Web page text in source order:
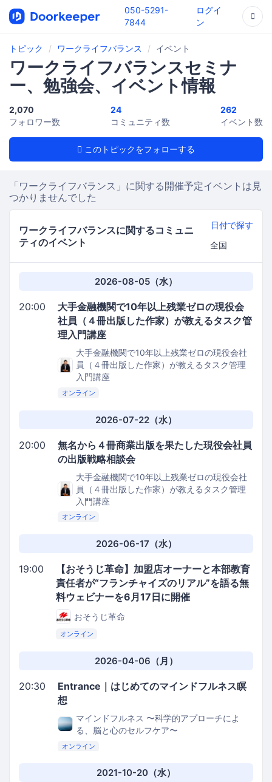
050-5291-
7844
ログイ
ン
トピック ワークライフバランス イベント
ワークライフバランスセミナ
ー、勉強会、イベント情報
このトピックをフォローする
2,070
フォロワー数
24
コミュニティ数
262
イベント数
「ワークライフバランス」に関する開催予定イベントは見
つかりませんでした
ワークライフバランスに関するコミュニ
ティのイベント
日付で探す
2026-08-05（水）
20:00
大手金融機関で10年以上残業ゼロの現役会
社員（４冊出版した作家）が教えるタスク管
理入門講座
大手金融機関で10年以上残業ゼロの現役会社
員（４冊出版した作家）が教えるタスク管理
入門講座
オンライン
2026-07-22（水）
20:00
無名から４冊商業出版を果たした現役会社員
の出版戦略相談会
大手金融機関で10年以上残業ゼロの現役会社
員（４冊出版した作家）が教えるタスク管理
入門講座
オンライン
2026-06-17（水）
19:00
【おそうじ革命】加盟店オーナーと本部教育
責任者が“フランチャイズのリアル”を語る無
料ウェビナーを6月17日に開催
おそうじ革命
オンライン
2026-04-06（月）
20:30
Entrance｜はじめてのマインドフルネス瞑
想
マインドフルネス 〜科学的アプローチによ
る、脳と心のセルフケア〜
オンライン
2021-10-20（水）